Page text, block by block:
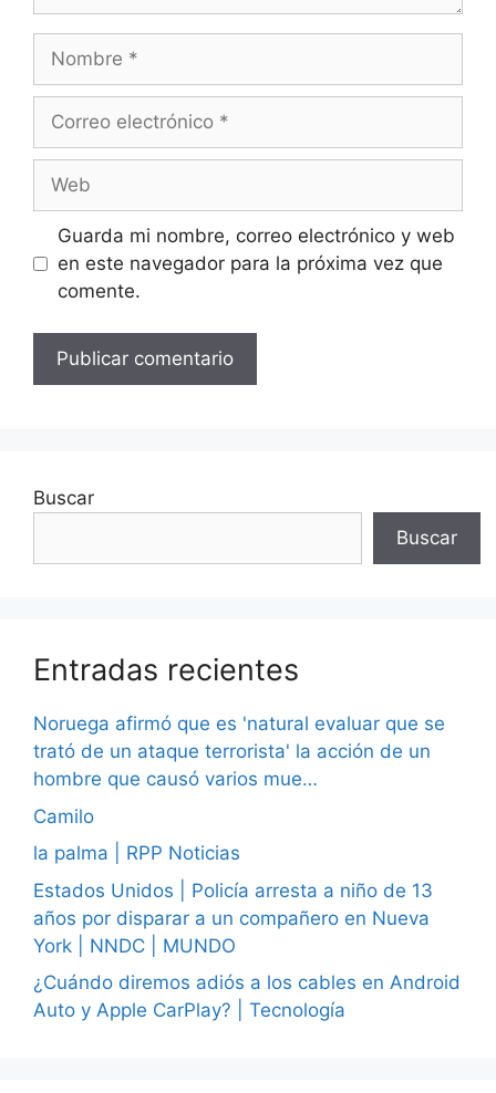
electrónico
Guarda mi nombre, correo electrónico y web
en este navegador para la próxima vez que
comente.
Buscar
Buscar
Entradas recientes
Noruega afirmó que es 'natural evaluar que se
trató de un ataque terrorista' la acción de un
hombre que causó varios mue…
Camilo
la palma | RPP Noticias
Estados Unidos | Policía arresta a niño de 13
años por disparar a un compañero en Nueva
York | NNDC | MUNDO
¿Cuándo diremos adiós a los cables en Android
Auto y Apple CarPlay? | Tecnología